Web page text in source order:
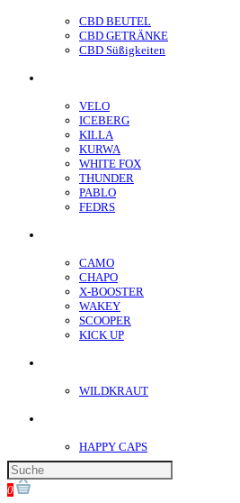
CBD BEUTEL
CBD GETRÄNKE
CBD Süßigkeiten
VELO
ICEBERG
KILLA
KURWA
WHITE FOX
THUNDER
PABLO
FEDRS
CAMO
CHAPO
X-BOOSTER
WAKEY
SCOOPER
KICK UP
WILDKRAUT
HAPPY CAPS
0